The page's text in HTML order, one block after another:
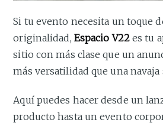
Si tu evento necesita un toque
originalidad, Espacio V22es tu
sitio con más clase que un
más versatilidad que una navaja
Aquí puedes hacer desde un
producto hasta un evento